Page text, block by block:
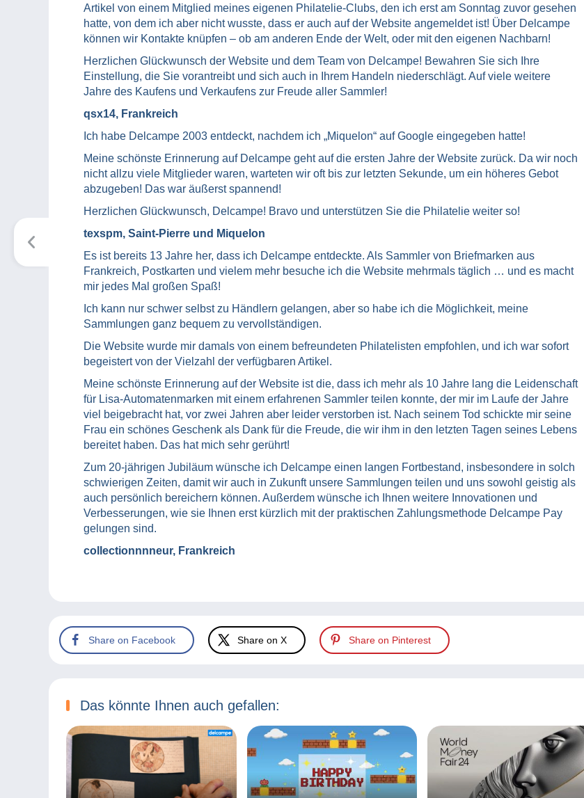
Artikel von einem Mitglied meines eigenen Philatelie-Clubs, den ich erst am Sonntag zuvor gesehen
hatte, von dem ich aber nicht wusste, dass er auch auf der Website angemeldet ist! Über Delcampe
können wir Kontakte knüpfen – ob am anderen Ende der Welt, oder mit den eigenen Nachbarn!
Herzlichen Glückwunsch der Website und dem Team von Delcampe! Bewahren Sie sich Ihre
Einstellung, die Sie vorantreibt und sich auch in Ihrem Handeln niederschlägt. Auf viele weitere
Jahre des Kaufens und Verkaufens zur Freude aller Sammler!
qsx14, Frankreich
Ich habe Delcampe 2003 entdeckt, nachdem ich „Miquelon“ auf Google eingegeben hatte!
Meine schönste Erinnerung auf Delcampe geht auf die ersten Jahre der Website zurück. Da wir noch
nicht allzu viele Mitglieder waren, warteten wir oft bis zur letzten Sekunde, um ein höheres Gebot
abzugeben! Das war äußerst spannend!
Herzlichen Glückwunsch, Delcampe! Bravo und unterstützen Sie die Philatelie weiter so!
texspm, Saint-Pierre und Miquelon
Es ist bereits 13 Jahre her, dass ich Delcampe entdeckte. Als Sammler von Briefmarken aus
Frankreich, Postkarten und vielem mehr besuche ich die Website mehrmals täglich … und es macht
mir jedes Mal großen Spaß!
Ich kann nur schwer selbst zu Händlern gelangen, aber so habe ich die Möglichkeit, meine
Sammlungen ganz bequem zu vervollständigen.
Die Website wurde mir damals von einem befreundeten Philatelisten empfohlen, und ich war sofort
begeistert von der Vielzahl der verfügbaren Artikel.
Meine schönste Erinnerung auf der Website ist die, dass ich mehr als 10 Jahre lang die Leidenschaft
für Lisa-Automatenmarken mit einem erfahrenen Sammler teilen konnte, der mir im Laufe der Jahre
viel beigebracht hat, vor zwei Jahren aber leider verstorben ist. Nach seinem Tod schickte mir seine
Frau ein schönes Geschenk als Dank für die Freude, die wir ihm in den letzten Tagen seines Lebens
bereitet haben. Das hat mich sehr gerührt!
Zum 20-jährigen Jubiläum wünsche ich Delcampe einen langen Fortbestand, insbesondere in solch
schwierigen Zeiten, damit wir auch in Zukunft unsere Sammlungen teilen und uns sowohl geistig als
auch persönlich bereichern können. Außerdem wünsche ich Ihnen weitere Innovationen und
Verbesserungen, wie sie Ihnen erst kürzlich mit der praktischen Zahlungsmethode Delcampe Pay
gelungen sind.
collectionnnneur, Frankreich
Share on Facebook Share on X Share on Pinterest
Das könnte Ihnen auch gefallen: